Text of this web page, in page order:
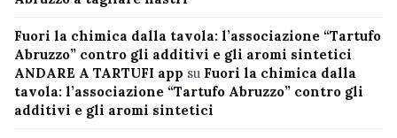
Fuori la chimica dalla tavola: l’associazione “Tartufo
Abruzzo” contro gli additivi e gli aromi sintetici
ANDARE A TARTUFI app su Fuori la chimica dalla
tavola: l’associazione “Tartufo Abruzzo” contro gli
additivi e gli aromi sintetici